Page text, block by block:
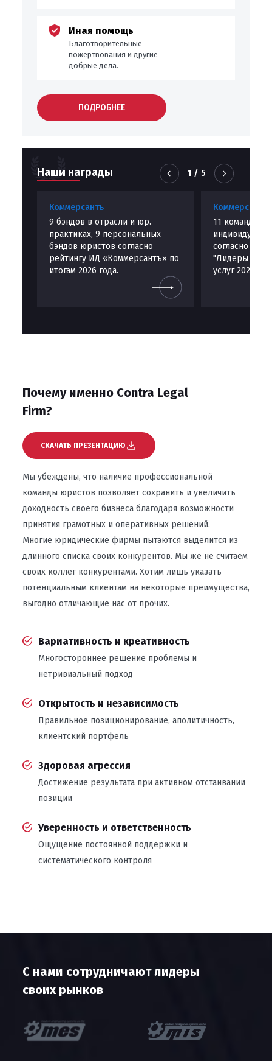
Иная помощь
Благотворительные
пожертвования и другие
добрые дела.
ПОДРОБНЕЕ
Наши награды 1 / 5
Коммерсантъ
9 бэндов в отрасли и юр.
практиках, 9 персональных
бэндов юристов согласно
рейтингу ИД «Коммерсантъ» по
итогам 2026 года.
Коммерсантъ
11 командных
согласно РИ
"Лидеры
услуг 2024"
Почему именно Contra Legal
Firm?
СКАЧАТЬ ПРЕЗЕНТАЦИЮ
Мы убеждены, что наличие профессиональной
команды юристов позволяет сохранить и увеличить
доходность своего бизнеса благодаря возможности
принятия грамотных и оперативных решений.
Многие юридические фирмы пытаются выделится из
длинного списка своих конкурентов. Мы же не считаем
своих коллег конкурентами. Хотим лишь указать
потенциальным клиентам на некоторые преимущества,
выгодно отличающие нас от прочих.
Вариативность и креативность
Многостороннее решение проблемы и
нетривиальный подход
Открытость и независимость
Правильное позиционирование, аполитичность,
клиентский портфель
Здоровая агрессия
Достижение результата при активном отстаивании
позиции
Уверенность и ответственность
Ощущение постоянной поддержки и
систематического контроля
С нами сотрудничают лидеры
своих рынков